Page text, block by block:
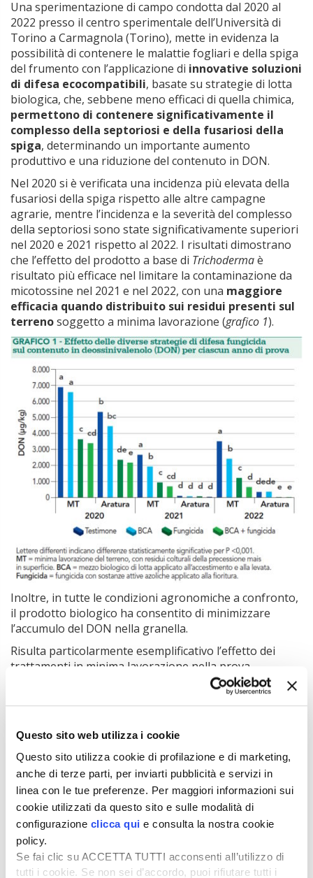
Questo sito web utilizza i cookie
Questo sito utilizza cookie di profilazione e di marketing,
anche di terze parti, per inviarti pubblicità e servizi in
linea con le tue preferenze. Per maggiori informazioni sui
cookie utilizzati da questo sito e sulle modalità di
configurazione clicca qui e consulta la nostra cookie
policy.
Se fai clic su ACCETTA TUTTI acconsenti all’utilizzo di
tutti i cookie. Se non sei d’accordo, puoi rifiutare tutti i
Una sperimentazione di campo condotta dal 2020 al
2022 presso il centro sperimentale dell’Università di
Torino a Carmagnola (Torino), mette in evidenza la
possibilità di contenere le malattie fogliari e della spiga
del frumento con l’applicazione di innovative soluzioni
di difesa ecocompatibili, basate su strategie di lotta
biologica, che, sebbene meno efficaci di quella chimica,
permettono di contenere significativamente il
complesso della septoriosi e della fusariosi della
spiga, determinando un importante aumento
produttivo e una riduzione del contenuto in DON.
Nel 2020 si è verificata una incidenza più elevata della
fusariosi della spiga rispetto alle altre campagne
agrarie, mentre l’incidenza e la severità del complesso
della septoriosi sono state significativamente superiori
nel 2020 e 2021 rispetto al 2022. I risultati dimostrano
che l’effetto del prodotto a base di Trichodermaè
risultato più efficace nel limitare la contaminazione da
micotossine nel 2021 e nel 2022, con una maggiore
efficacia quando distribuito sui residui presenti sul
terrenosoggetto a minima lavorazione (grafico 1).
Inoltre, in tutte le condizioni agronomiche a confronto,
il prodotto biologico ha consentito di minimizzare
l’accumulo del DON nella granella.
Risulta particolarmente esemplificativo l’effetto dei
trattamenti in minima lavorazione nella prova
sperimentale del 2022: sia l’applicazione diTrichoderma
in accestimento-levata (−31%), sia il trattamento con un
significativamente la contaminazione da
micotossine rispetto al testimone
La combinazione delle due strategie di lotta (mezzo
biologico + chimico) garantisce un ulteriore e
significativo contenimento del DON (−82%) rispetto al
testimone non trattato.
Tratto dall’articolo pubblicato suL’Informatore Agrario
5/2023